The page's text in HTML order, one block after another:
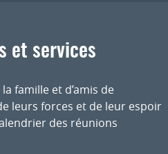
et services
famille et d’amis de
leurs forces et de leur espoir
des réunions